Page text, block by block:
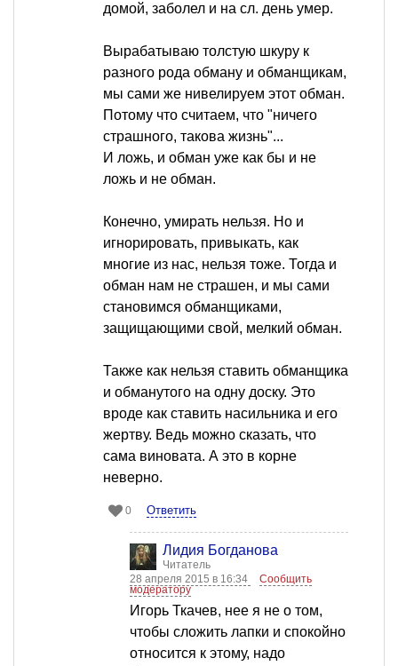
домой, заболел и на сл. день умер.
Вырабатываю толстую шкуру к
разного рода обману и обманщикам,
мы сами же нивелируем этот обман.
Потому что считаем, что "ничего
страшного, такова жизнь"...
И ложь, и обман уже как бы и не
ложь и не обман.
Конечно, умирать нельзя. Но и
игнорировать, привыкать, как
многие из нас, нельзя тоже. Тогда и
обман нам не страшен, и мы сами
становимся обманщиками,
защищающими свой, мелкий обман.
Также как нельзя ставить обманщика
и обманутого на одну доску. Это
вроде как ставить насильника и его
жертву. Ведь можно сказать, что
сама виновата. А это в корне
неверно.
0 Ответить
Лидия Богданова
Читатель
28 апреля 2015 в 16:34
Сообщить
модератору
Игорь Ткачев, нее я не о том,
чтобы сложить лапки и спокойно
относится к этому, надо